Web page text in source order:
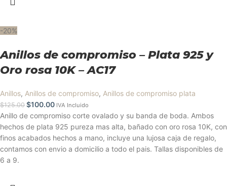
-20%
Anillos de compromiso – Plata 925 y
Oro rosa 10K – AC17
Anillos, Anillos de compromiso, Anillos de compromiso plata
$125.00 $100.00 IVA Incluido
Anillo de compromiso corte ovalado y su banda de boda. Ambos
hechos de plata 925 pureza mas alta, bañado con oro rosa 10K, con
finos acabados hechos a mano, incluye una lujosa caja de regalo,
contamos con envio a domicilio a todo el pais. Tallas disponibles de
6 a 9.